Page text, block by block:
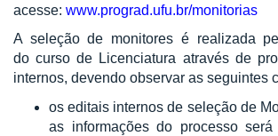
acesse: www.prograd.ufu.br/monitorias
A seleção de monitores é realizada
do curso de Licenciatura através de
internos, devendo observar as seguintes
os editais internos de seleção de
as informações do processo